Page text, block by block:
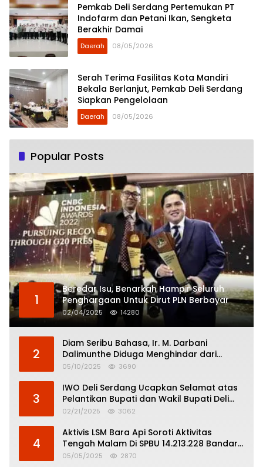
Pemkab Deli Serdang Pertemukan PT
Indofarm dan Petani Ikan, Sengketa
Berakhir Damai
Daerah 08/05/2026
Serah Terima Fasilitas Kota Mandiri
Bekala Berlanjut, Pemkab Deli Serdang
Siapkan Pengelolaan
Daerah 08/05/2026
Popular Posts
1
Beredar Isu, Benarkah Hampir Seluruh
Penghargaan Untuk Dirut PLN Berbayar
02/04/2025 14280
2
Diam Seribu Bahasa, Ir. M. Darbani
Dalimunthe Diduga Menghindar dari
Pertanggungjawaban Politik
05/10/2025 3690
3
IWO Deli Serdang Ucapkan Selamat atas
Pelantikan Bupati dan Wakil Bupati Deli
Serdang
02/21/2025 3062
4
Aktivis LSM Bara Api Soroti Aktivitas
Tengah Malam Di SPBU 14.213.228 Bandar
Tinggi
05/05/2025 2870